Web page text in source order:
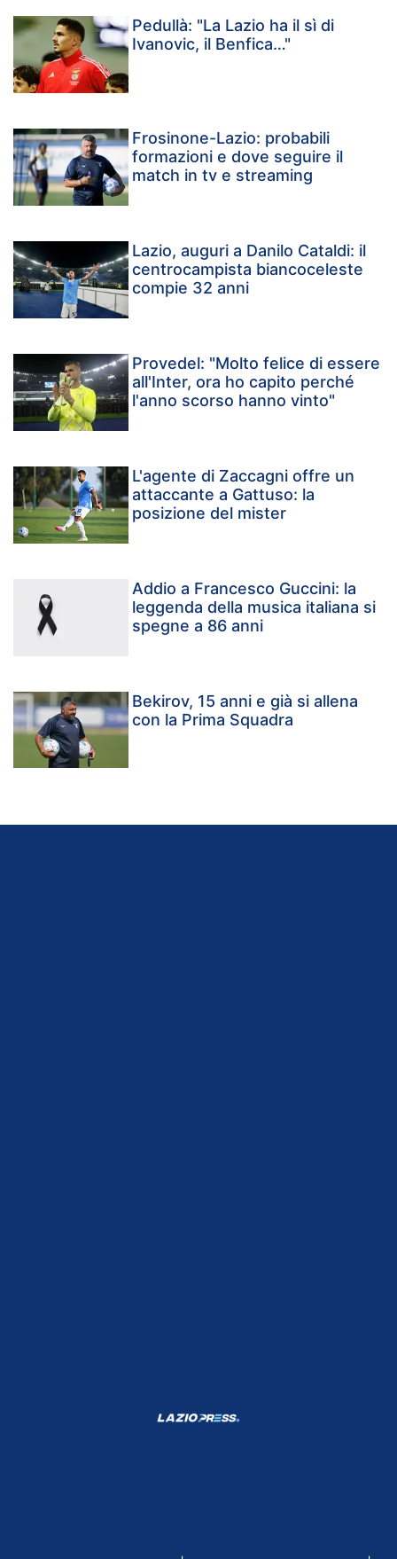
Pedullà: "La Lazio ha il sì di
Ivanovic, il Benfica…"
Frosinone-Lazio: probabili
formazioni e dove seguire il
match in tv e streaming
Lazio, auguri a Danilo Cataldi: il
centrocampista biancoceleste
compie 32 anni
Provedel: "Molto felice di essere
all'Inter, ora ho capito perché
l'anno scorso hanno vinto"
L'agente di Zaccagni offre un
attaccante a Gattuso: la
posizione del mister
Addio a Francesco Guccini: la
leggenda della musica italiana si
spegne a 86 anni
Bekirov, 15 anni e già si allena
con la Prima Squadra